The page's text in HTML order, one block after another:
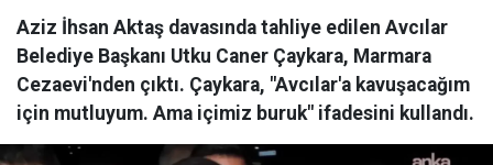
Aziz İhsan Aktaş davasında tahliye edilen Avcılar
Belediye Başkanı Utku Caner Çaykara, Marmara
Cezaevi'nden çıktı. Çaykara, "Avcılar'a kavuşacağım
için mutluyum. Ama içimiz buruk" ifadesini kullandı.